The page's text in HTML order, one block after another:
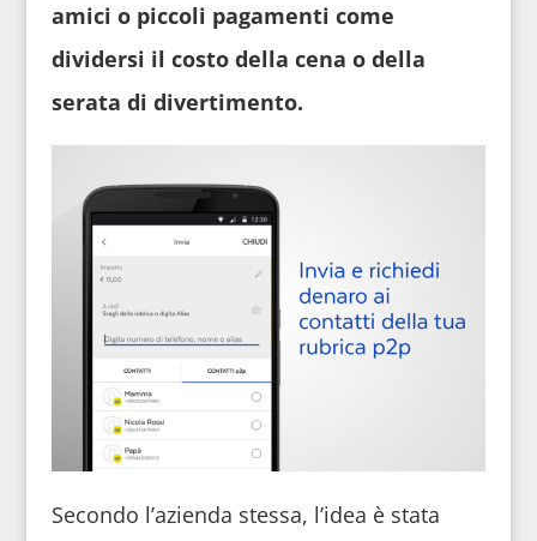
amici o piccoli pagamenti come
dividersi il costo della cena o della
serata di divertimento.
Secondo l’azienda stessa, l’idea è stata